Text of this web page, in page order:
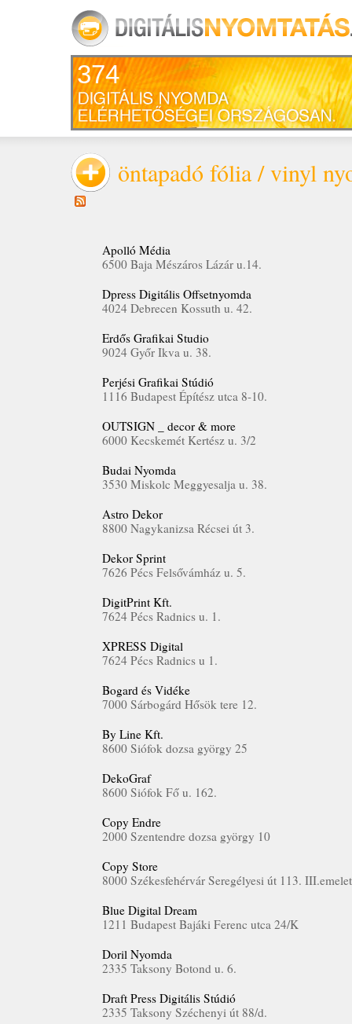
374
öntapadó fólia / vinyl
Apolló Média
6500 Baja Mészáros Lázár u.14.
Dpress Digitális Offsetnyomda
4024 Debrecen Kossuth u. 42.
Erdős Grafikai Studio
9024 Győr Ikva u. 38.
Perjési Grafikai Stúdió
1116 Budapest Építész utca 8-10.
OUTSIGN _ decor & more
6000 Kecskemét Kertész u. 3/2
Budai Nyomda
3530 Miskolc Meggyesalja u. 38.
Astro Dekor
8800 Nagykanizsa Récsei út 3.
Dekor Sprint
7626 Pécs Felsővámház u. 5.
DigitPrint Kft.
7624 Pécs Radnics u. 1.
XPRESS Digital
7624 Pécs Radnics u 1.
Bogard és Vidéke
7000 Sárbogárd Hősök tere 12.
By Line Kft.
8600 Siófok dozsa györgy 25
DekoGraf
8600 Siófok Fő u. 162.
Copy Endre
2000 Szentendre dozsa györgy 10
Copy Store
8000 Székesfehérvár Seregélyesi út 113.
Blue Digital Dream
1211 Budapest Bajáki Ferenc utca 24/K
Doril Nyomda
2335 Taksony Botond u. 6.
Draft Press Digitális Stúdió
2335 Taksony Széchenyi út 88/d.